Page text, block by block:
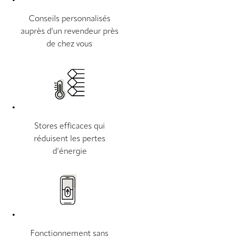
Conseils personnalisés
auprès d'un revendeur près
de chez vous
Stores efficaces qui
réduisent les pertes
d’énergie
Fonctionnement sans